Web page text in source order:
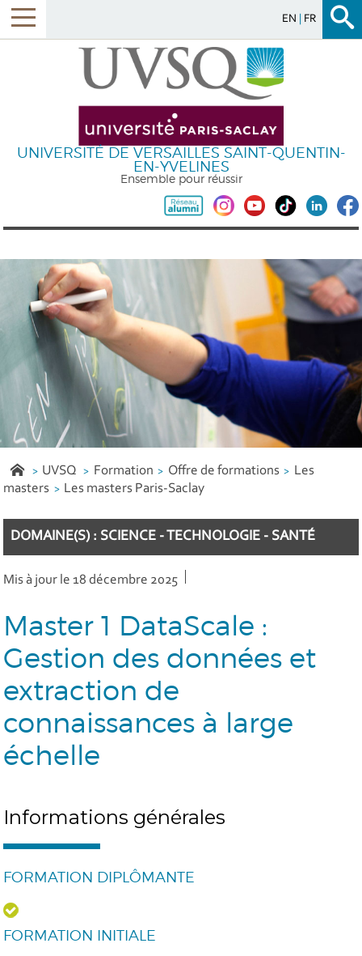
EN FR
UNIVERSITÉ DE VERSAILLES SAINT-QUENTIN-
EN-YVELINES
Ensemble pour réussir
UVSQ Formation Offre de formations
Les
masters
Les masters Paris-Saclay
DOMAINE(S) : SCIENCE - TECHNOLOGIE - SANTÉ
Mis à jour le 18 décembre 2025
Master 1 DataScale :
Gestion des données et
extraction de
connaissances à large
échelle
Informations générales
FORMATION DIPLÔMANTE
FORMATION INITIALE